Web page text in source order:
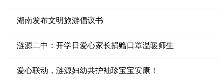
湖南发布文明旅游倡议书
涟源二中：开学日爱心家长捐赠口罩温暖师生
爱心联动，涟源妇幼共护袖珍宝宝安康！